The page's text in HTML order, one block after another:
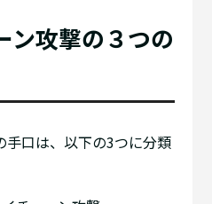
ン攻撃の３つの
手口は、以下の3つに分類